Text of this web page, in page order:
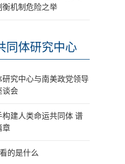
衡机制危险之举
同体研究中心
研究中心与南美政党领导
谈会
建人类命运共同体 谱
章
的是什么